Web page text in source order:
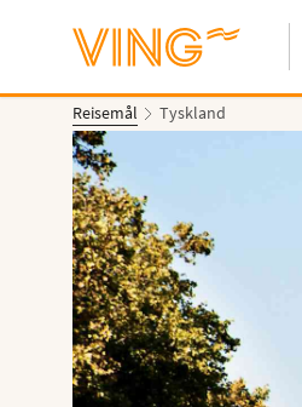
Reisemål Tyskland